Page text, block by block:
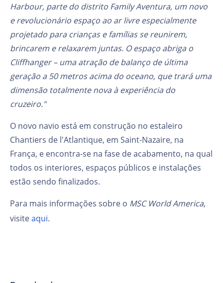
Harbour, parte do distrito Family Aventura, um novo
e revolucionário espaço ao ar livre especialmente
projetado para crianças e famílias se reunirem,
brincarem e relaxarem juntas. O espaço abriga o
Cliffhanger – uma atração de balanço de última
geração a 50 metros acima do oceano, que trará uma
dimensão totalmente nova à experiência do
cruzeiro."
O novo navio está em construção no estaleiro
Chantiers de l'Atlantique, em Saint-Nazaire, na
França, e encontra-se na fase de acabamento, na qual
todos os interiores, espaços públicos e instalações
estão sendo finalizados.
Para mais informações sobre o MSC World America,
visiteaqui.